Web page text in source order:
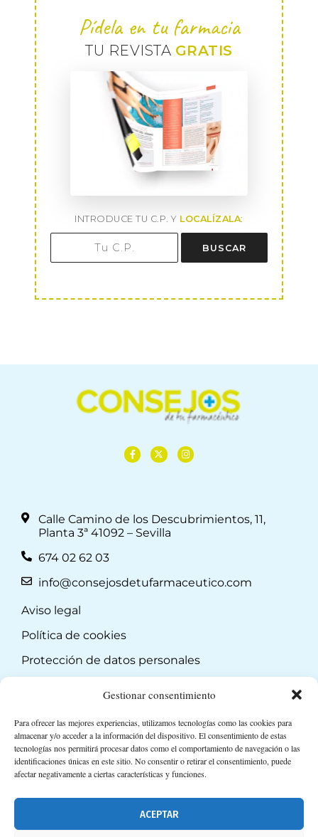
Gestionar consentimiento
Para ofrecer las mejores experiencias, utilizamos tecnologías como las cookies para
almacenar y/o acceder a la información del dispositivo. El consentimiento de estas
tecnologías nos permitirá procesar datos como el comportamiento de navegación o las
identificaciones únicas en este sitio. No consentir o retirar el consentimiento, puede
afectar negativamente a ciertas características y funciones.
ACEPTAR
Pídela en tu farmacia
TU REVISTA GRATIS
INTRODUCE TU C.P. Y LOCALÍZALA:
BUSCAR
Calle Camino de los Descubrimientos, 11,
Planta 3ª 41092 – Sevilla
674 02 62 03
info@consejosdetufarmaceutico.com
Aviso legal
Política de cookies
Protección de datos personales